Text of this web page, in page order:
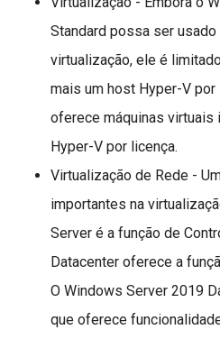
Standard possa ser
virtualização, ele é
mais um host Hyper-V por
oferece máquinas
Hyper-V por licença.
Virtualização de Rede -
importantes na
Server é a função de
Datacenter oferece a
O Windows Server 2019
que oferece